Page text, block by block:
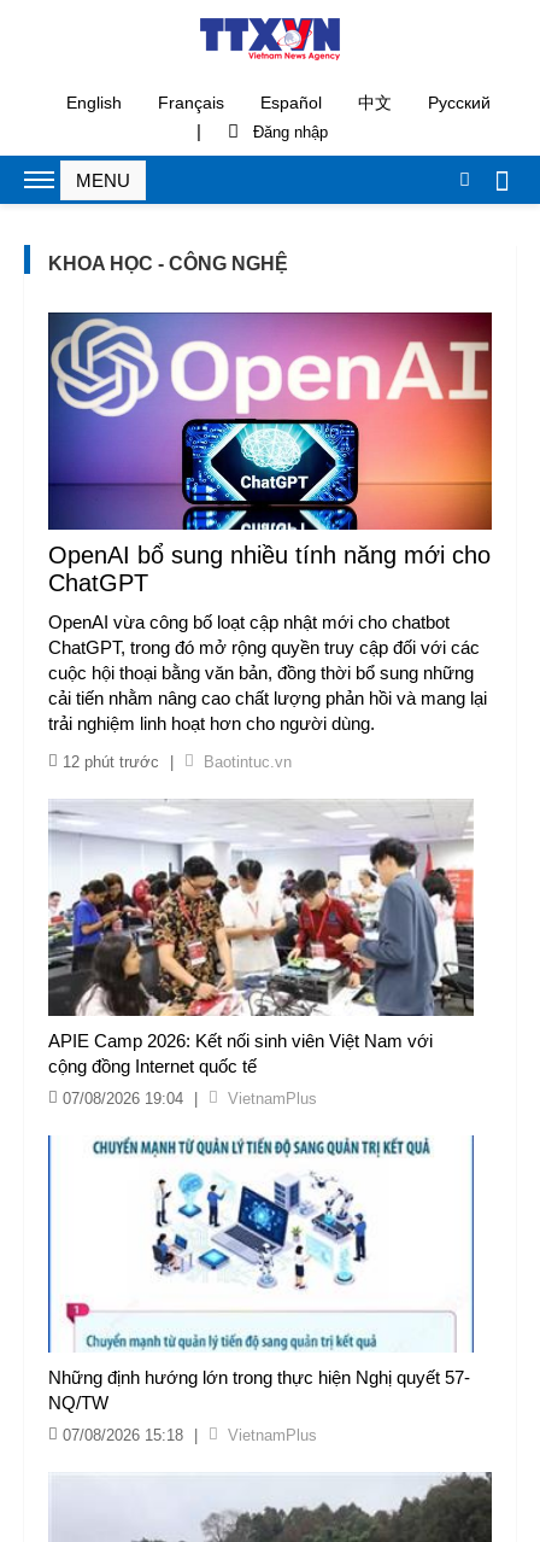
English Français Español 中文 Русский
|
KHOA HỌC - CÔNG NGHỆ
OpenAI bổ sung nhiều tính năng mới cho
ChatGPT
OpenAI vừa công bố loạt cập nhật mới cho chatbot
ChatGPT, trong đó mở rộng quyền truy cập đối với các
cuộc hội thoại bằng văn bản, đồng thời bổ sung những
cải tiến nhằm nâng cao chất lượng phản hồi và mang lại
trải nghiệm linh hoạt hơn cho người dùng.
12 phút trước Baotintuc.vn
APIE Camp 2026: Kết nối sinh viên Việt Nam với
cộng đồng Internet quốc tế
07/08/2026 19:04 VietnamPlus
Những định hướng lớn trong thực hiện Nghị quyết 57-
NQ/TW
07/08/2026 15:18 VietnamPlus